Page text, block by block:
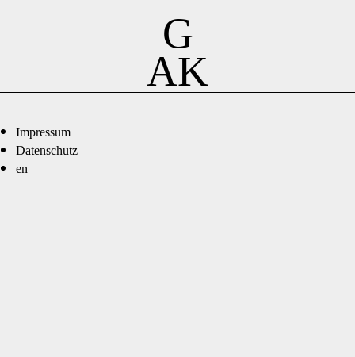
G
AK
Impressum
Datenschutz
en